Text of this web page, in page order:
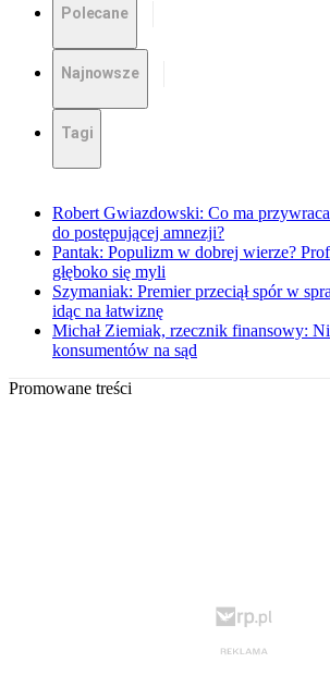
Polecane
Najnowsze
Tagi
Robert Gwiazdowski: Co ma
do postępującej amnezji?
Pantak: Populizm w dobrej wierze?
głęboko się myli
Szymaniak: Premier przeciął spór w
idąc na łatwiznę
Michał Ziemiak, rzecznik finansowy:
konsumentów na sąd
Promowane treści